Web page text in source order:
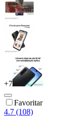
+7
Favoritar
4.7 (108)